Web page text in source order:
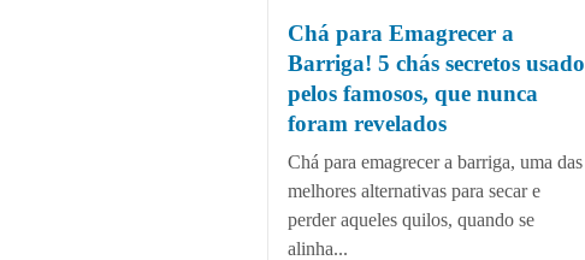
Chá para Emagrecer a
Barriga! 5 chás secretos usado
pelos famosos, que nunca
foram revelados
Chá para emagrecer a barriga, uma das
melhores alternativas para secar e
perder aqueles quilos, quando se
alinha...